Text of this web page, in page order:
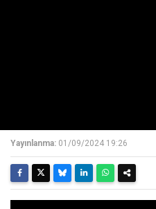
Yayınlanma: 01/09/2024 19:26